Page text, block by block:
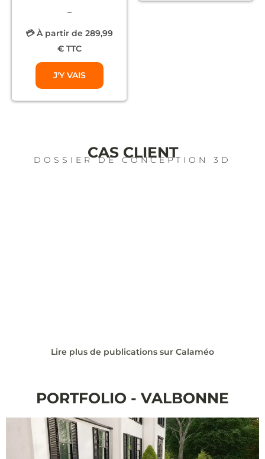
–
💳 À partir de 289,99
€ TTC
J'Y VAIS
CAS CLIENT
DOSSIER DE CONCEPTION 3D
Lire plus de publications sur Calaméo
PORTFOLIO - VALBONNE